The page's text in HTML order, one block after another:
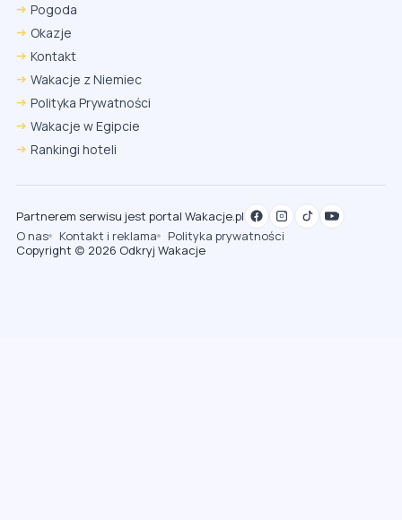
Pogoda
Okazje
Kontakt
Wakacje z Niemiec
Polityka Prywatności
Wakacje w Egipcie
Rankingi hoteli
Partnerem serwisu jest portal Wakacje.pl
O nas
Kontakt i reklama
Polityka prywatności
Copyright (c) 2026 Odkryj Wakacje